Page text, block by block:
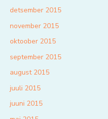
detsember 2015
november 2015
oktoober 2015
september 2015
august 2015
juuli 2015
juuni 2015